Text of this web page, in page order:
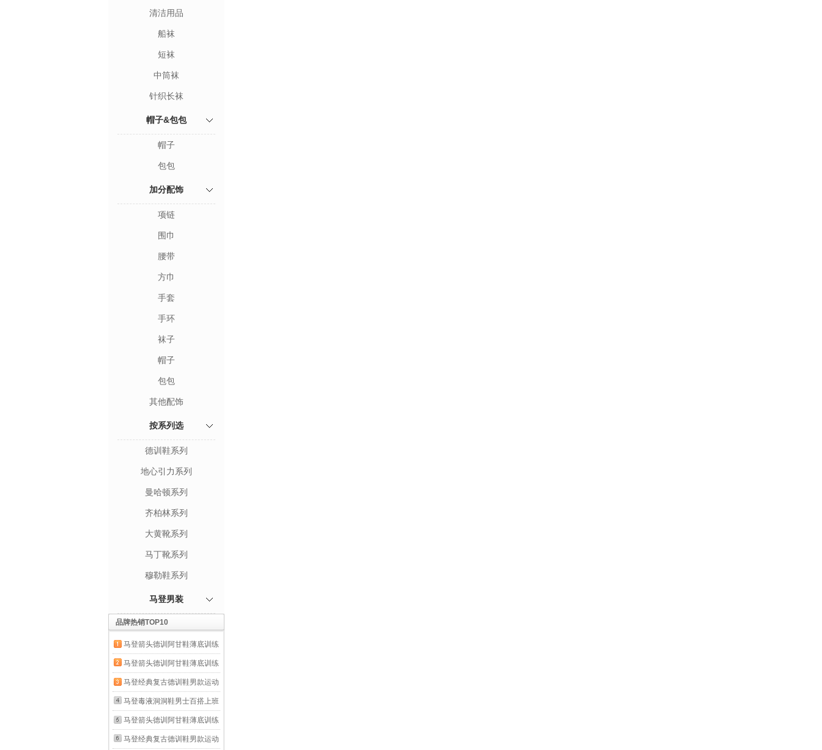
清洁用品
船袜
短袜
中筒袜
针织长袜
帽子&包包
帽子
包包
加分配饰
项链
围巾
腰带
方巾
手套
手环
袜子
帽子
包包
其他配饰
按系列选
德训鞋系列
地心引力系列
曼哈顿系列
齐柏林系列
大黄靴系列
马丁靴系列
穆勒鞋系列
马登男装
品牌热销TOP10
马登箭头德训阿甘鞋薄底训练
健身板鞋网面透气运动男士夏
季休闲鞋男鞋 米白色 【男士
休闲鞋/鞋子男款/男鞋春秋款/
情侣鞋】 42 男码-偏大一码
马登箭头德训阿甘鞋薄底训练
健身板鞋网面透气运动男士夏
季休闲鞋男鞋 米白色 【男士
休闲鞋/鞋子男款/男鞋春秋款/
情侣鞋】 41 男码-偏大一码
马登经典复古德训鞋男款运动
休闲板鞋小白鞋平底健身训练
阿甘鞋子 灰色 【经典款】百
搭舒适户外骑行鞋 42
马登毒液洞洞鞋男士百搭上班
通勤沙滩鞋户外穿全包头透气
涉水凉鞋夏 黑色（通勤/休
马登箭头德训阿甘鞋薄底训练
健身板鞋网面透气运动男士夏
马登经典复古德训鞋男款运动